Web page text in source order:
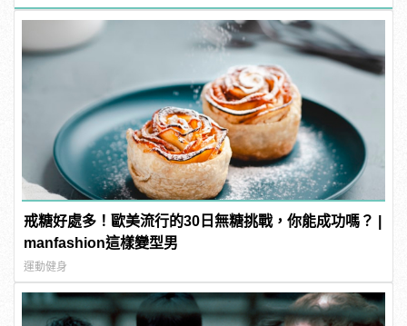
戒糖好處多！歐美流行的30日無糖挑戰，你能成功嗎？ |
manfashion這樣變型男
運動健身